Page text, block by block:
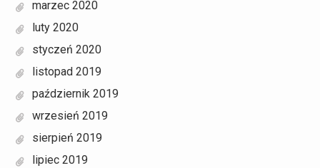
marzec 2020
luty 2020
styczeń 2020
listopad 2019
październik 2019
wrzesień 2019
sierpień 2019
lipiec 2019